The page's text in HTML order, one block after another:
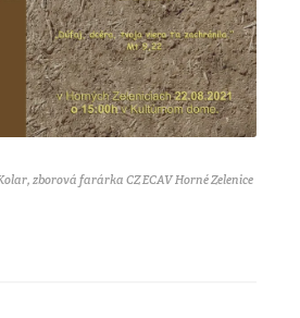
zborová farárka CZ ECAV Horné Zelenice